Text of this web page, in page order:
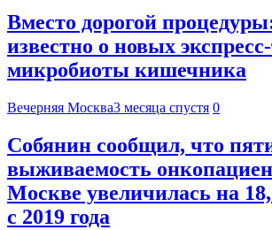
Вместо дорогой
известно о новых
микробиоты кишечника
Вечерняя Москва3 месяца спустя 0
Собянин сообщил, что
выживаемость
Москве увеличилась на
с 2019 года